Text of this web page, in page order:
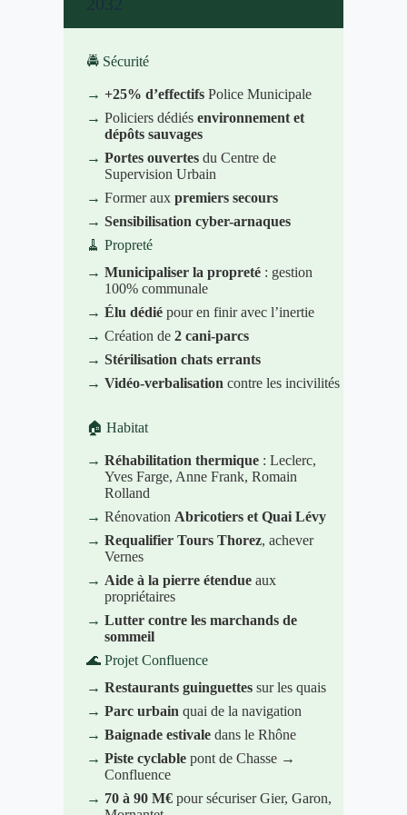
🚔 Sécurité
→ +25% d’effectifs Police Municipale
→ Policiers dédiés environnement et
dépôts sauvages
→ Portes ouvertes du Centre de
Supervision Urbain
→ Former aux premiers secours
→ Sensibilisation cyber-arnaques
🧹 Propreté
→ Municipaliser la propreté : gestion
100% communale
→ Élu dédié pour en finir avec l’inertie
→ Création de 2 cani-parcs
→ Stérilisation chats errants
→ Vidéo-verbalisation contre les incivilités
🏠 Habitat
→ Réhabilitation thermique : Leclerc,
Yves Farge, Anne Frank, Romain
Rolland
→ Rénovation Abricotiers et Quai Lévy
→ Requalifier Tours Thorez, achever
Vernes
→ Aide à la pierre étendue aux
propriétaires
→ Lutter contre les marchands de
sommeil
🌊 Projet Confluence
→ Restaurants guinguettes sur les quais
→ Parc urbain quai de la navigation
→ Baignade estivale dans le Rhône
→ Piste cyclable pont de Chasse →
Confluence
→ 70 à 90 M€ pour sécuriser Gier, Garon,